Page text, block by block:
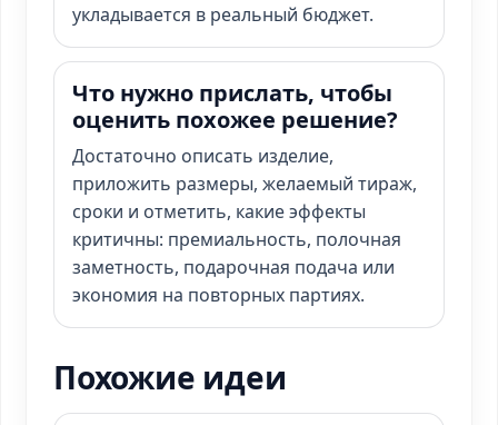
укладывается в реальный бюджет.
Что нужно прислать, чтобы
оценить похожее решение?
Достаточно описать изделие,
приложить размеры, желаемый тираж,
сроки и отметить, какие эффекты
критичны: премиальность, полочная
заметность, подарочная подача или
экономия на повторных партиях.
Похожие идеи